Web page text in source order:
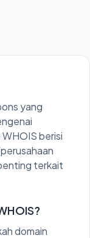
yang
berisi
terkait
domain